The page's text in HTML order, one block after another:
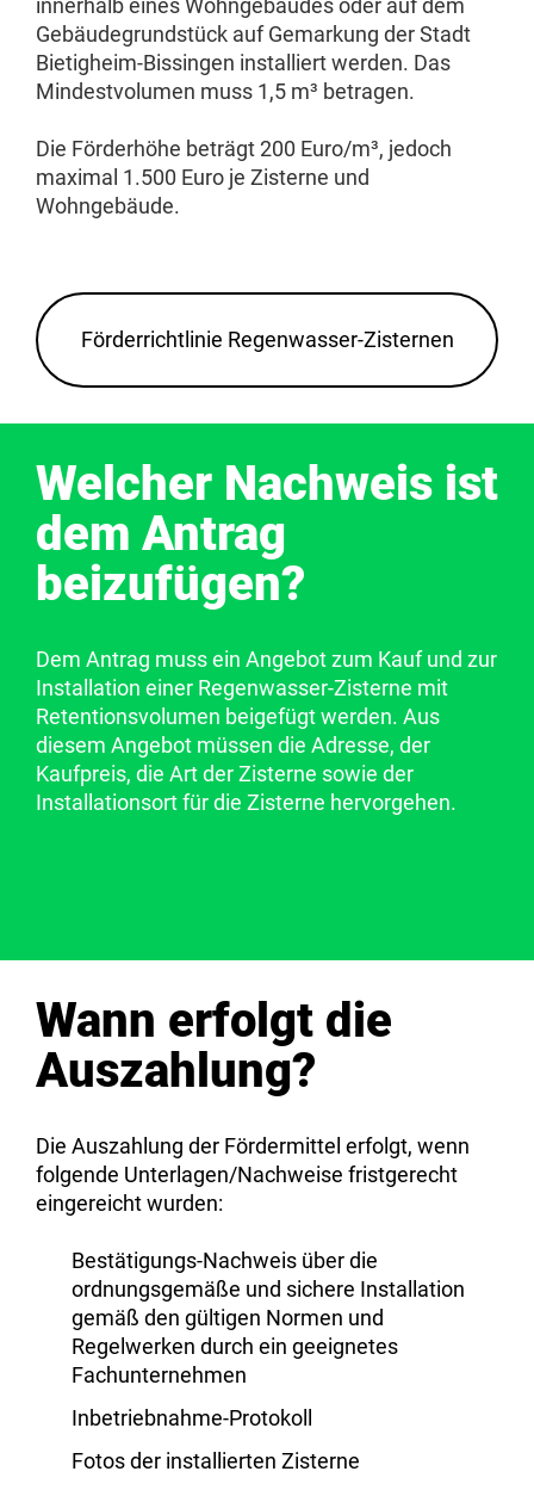
innerhalb eines Wohngebäudes oder auf dem
Gebäudegrundstück auf Gemarkung der Stadt
Bietigheim-Bissingen installiert werden. Das
Mindestvolumen muss 1,5 m³ betragen.
Die Förderhöhe beträgt 200 Euro/m³, jedoch
maximal 1.500 Euro je Zisterne und
Wohngebäude.
Förderrichtlinie Regenwasser-Zisternen
Welcher Nachweis ist
dem Antrag
beizufügen?
Dem Antrag muss ein Angebot zum Kauf und zur
Installation einer Regenwasser-Zisterne mit
Retentionsvolumen beigefügt werden. Aus
diesem Angebot müssen die Adresse, der
Kaufpreis, die Art der Zisterne sowie der
Installationsort für die Zisterne hervorgehen.
Wann erfolgt die
Auszahlung?
Die Auszahlung der Fördermittel erfolgt, wenn
folgende Unterlagen/Nachweise fristgerecht
eingereicht wurden:
Bestätigungs-Nachweis über die
ordnungsgemäße und sichere Installation
gemäß den gültigen Normen und
Regelwerken durch ein geeignetes
Fachunternehmen
Inbetriebnahme-Protokoll
Fotos der installierten Zisterne